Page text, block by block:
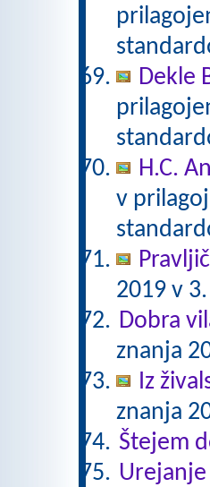
Dekle
H.C.
v
2019 v
Dobra
znanja
Iz
znanja
Štejem